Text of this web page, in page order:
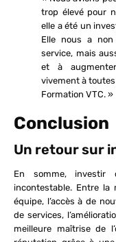
trop élevé pour
elle a été un
Elle nous a
service, mais
et à
vivement à
Formation VTC. »
Conclusion
Un retour sur
En somme,
incontestable. Entre la
équipe, l’accès à de
de services,
meilleure maîtrise de